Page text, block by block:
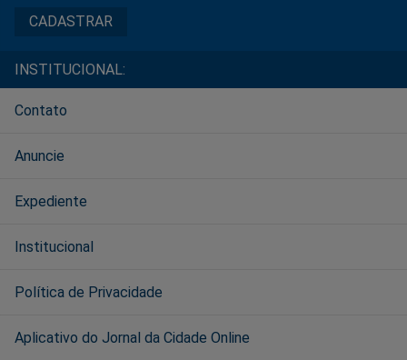
INSTITUCIONAL:
Contato
Anuncie
Expediente
Institucional
Política de Privacidade
Aplicativo do Jornal da Cidade Online